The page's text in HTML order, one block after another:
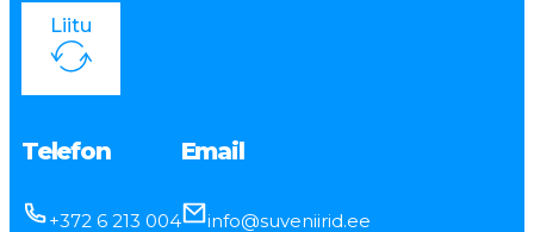
Liitu
Telefon
+372 6 213 004
Email
info@suveniirid.ee